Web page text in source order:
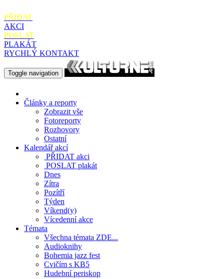
PŘIDAT
AKCI
POSLAT
PLAKÁT
RYCHLÝ KONTAKT
Toggle navigation
Články a reporty
Zobrazit vše
Fotoreporty
Rozhovory
Ostatní
Kalendář akcí
PŘIDAT akci
POSLAT plakát
Dnes
Zítra
Pozítří
Týden
Víkend(y)
Vícedenní akce
Témata
Všechna témata ZDE...
Audioknihy
Bohemia jazz fest
Cvičím s KB5
Hudební periskop